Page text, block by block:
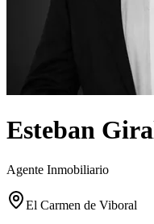
Esteban
Agente Inmobiliario
El Carmen de Viboral